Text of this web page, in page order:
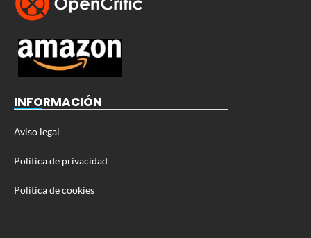
INFORMACIÓN
Aviso legal
Política de privacidad
Política de cookies